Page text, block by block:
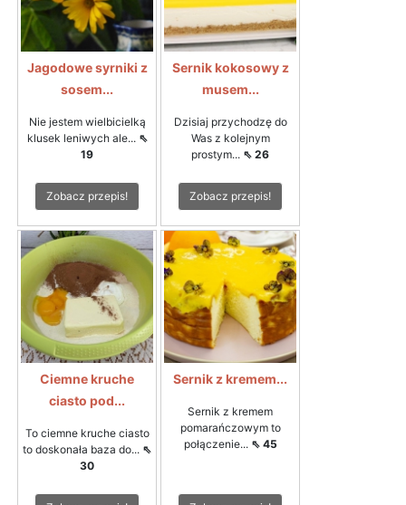
Jagodowe syrniki z
sosem...
Nie jestem wielbicielką
klusek leniwych ale... ⇖
19
Zobacz przepis!
Sernik kokosowy z
musem...
Dzisiaj przychodzę do
Was z kolejnym
prostym... ⇖ 26
Zobacz przepis!
Ciemne kruche
ciasto pod...
To ciemne kruche ciasto
to doskonała baza do... ⇖
30
Sernik z kremem...
Sernik z kremem
pomarańczowym to
połączenie... ⇖ 45